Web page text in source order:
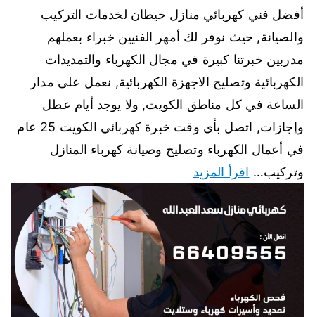
أفضل فني كهربائي منازل خيطان لخدمات التركيب
والصيانة, حيث نوفر لك أمهر الفنيين خبراء بعملهم
مدربين خبرتنا كبيرة في مجال الكهرباء والتمديدات
الكهربائية وتصليح الاجهزة الكهربائية, نعمل على مدار
الساعة في كل مناطق الكويت, ولا يوجد أيام عطل
وإجازات, اتصل بأي وقت خبرة كهربائي الكويت 25 عام
في أعمال الكهرباء وتصليح وصيانة كهرباء المنازل
وتركيب… اقرأ المزيد